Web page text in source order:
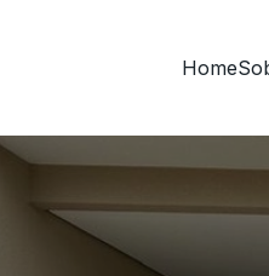
Home